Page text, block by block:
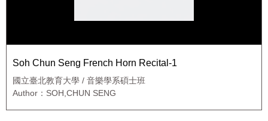
Soh Chun Seng French Horn Recital-1
國立臺北教育大學 / 音樂學系碩士班
Author：SOH,CHUN SENG